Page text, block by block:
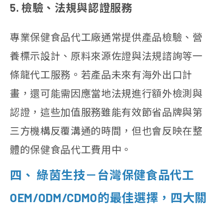
5. 檢驗、法規與認證服務
專業保健食品代工廠通常提供產品檢驗、營
養標示設計、原料來源佐證與法規諮詢等一
條龍代工服務。若產品未來有海外出口計
畫，還可能需因應當地法規進行額外檢測與
認證，這些加值服務雖能有效節省品牌與第
三方機構反覆溝通的時間，但也會反映在整
體的保健食品代工費用中。
四、 綠茵生技－台灣保健食品代工
OEM/ODM/CDMO的最佳選擇，四大關